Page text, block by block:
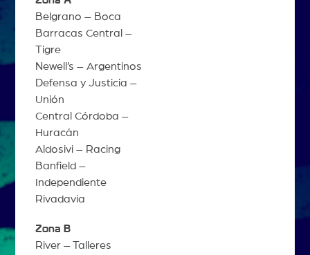
Belgrano – Boca
Barracas Central –
Tigre
Newell’s – Argentinos
Defensa y Justicia –
Unión
Central Córdoba –
Huracán
Aldosivi – Racing
Banfield –
Independiente
Rivadavia
Zona B
River – Talleres